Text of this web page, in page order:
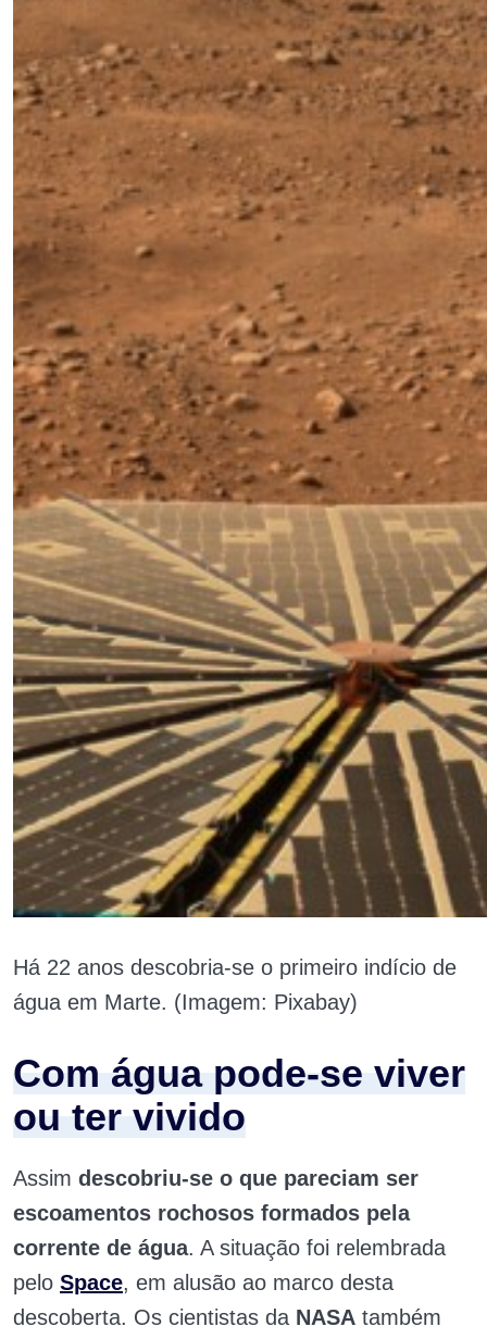
Há 22 anos descobria-se o primeiro indício de
água em Marte. (Imagem: Pixabay)
Com água pode-se viver
ou ter vivido
Assim descobriu-se o que pareciam ser
escoamentos rochosos formados pela
corrente de água. A situação foi relembrada
pelo Space, em alusão ao marco desta
descoberta. Os cientistas da NASA também